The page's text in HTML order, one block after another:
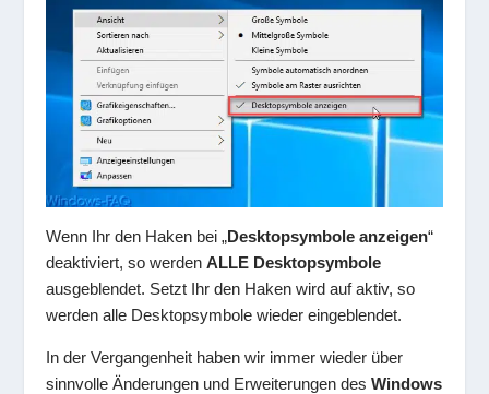
Wenn Ihr den Haken bei „Desktopsymbole anzeigen“
deaktiviert, so werdenALLE Desktopsymbole
ausgeblendet. Setzt Ihr den Haken wird auf aktiv, so
werden alle Desktopsymbole wieder eingeblendet.
In der Vergangenheit haben wir immer wieder über
sinnvolle Änderungen und Erweiterungen desWindows